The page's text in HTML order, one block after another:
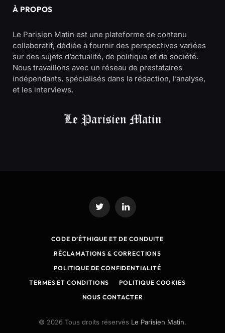
À PROPOS
Le Parisien Matin est une plateforme de contenu
collaboratif, dédiée à fournir des perspectives variées
sur des sujets d’actualité, de politique et de société.
Nous travaillons avec un réseau de prestataires
indépendants, spécialisés dans la rédaction, l’analyse,
et les interviews.
Twitter LinkedIn
CODE D’ÉTHIQUE ET DE CONDUITE
RÉCLAMATIONS & CORRECTIONS
POLITIQUE DE CONFIDENTIALITÉ
TERMES ET CONDITIONS
POLITIQUE COOKIES
NOUS CONTACTER
© 2026 Tous droits réservés Le Parisien Matin.